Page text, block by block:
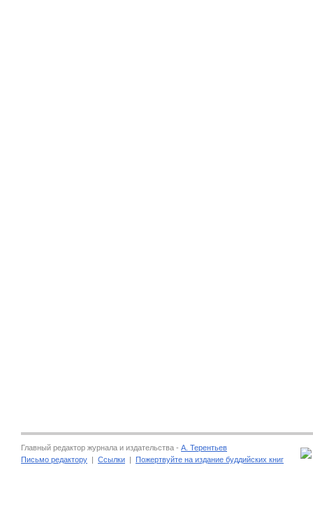
Главный редактор журнала и издательства - А. Терентьев
Письмо редактору | Ссылки | Пожертвуйте на издание буддийских книг